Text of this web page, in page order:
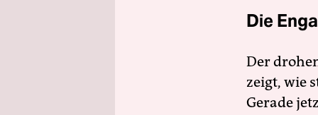
Die
Der
zeigt, wie
Gerade